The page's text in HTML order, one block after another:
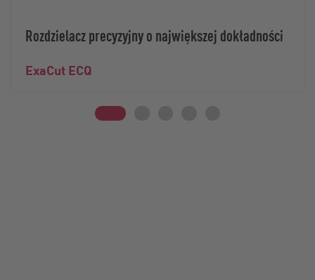
Rozdzielacz precyzyjny o największej dokładności
ExaCut ECQ